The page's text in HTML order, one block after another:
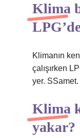
Klima
Klimanın
çalışırken
yer. SSamet.
Klima
yakar?